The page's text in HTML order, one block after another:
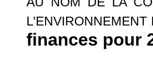
finances pour